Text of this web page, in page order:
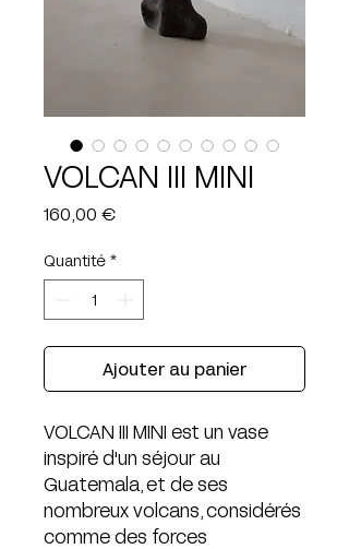
VOLCAN III MINI
160,00 €Prix
Quantité *
Ajouter au panier
VOLCAN III MINI est un vase
inspiré d'un séjour au
Guatemala, et de ses
nombreux volcans, considérés
comme des forces